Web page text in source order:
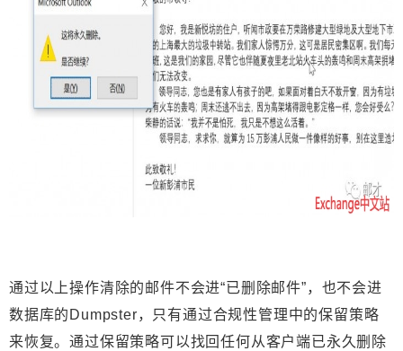
通过以上操作清除的邮件不会进“已删除邮件”，也不会进
数据库的Dumpster，只有通过合规性管理中的保留策略
来恢复。通过保留策略可以找回任何从客户端已永久删除